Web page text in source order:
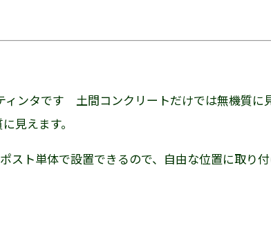
ンタです 土間コンクリートだけでは無機質に
に見えます。
ト単体で設置できるので、自由な位置に取り